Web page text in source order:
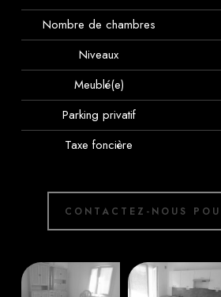
Nombre de chambres
Niveaux
Meublé(e)
Parking privatif
Taxe foncière
CONTACTEZ-NOUS